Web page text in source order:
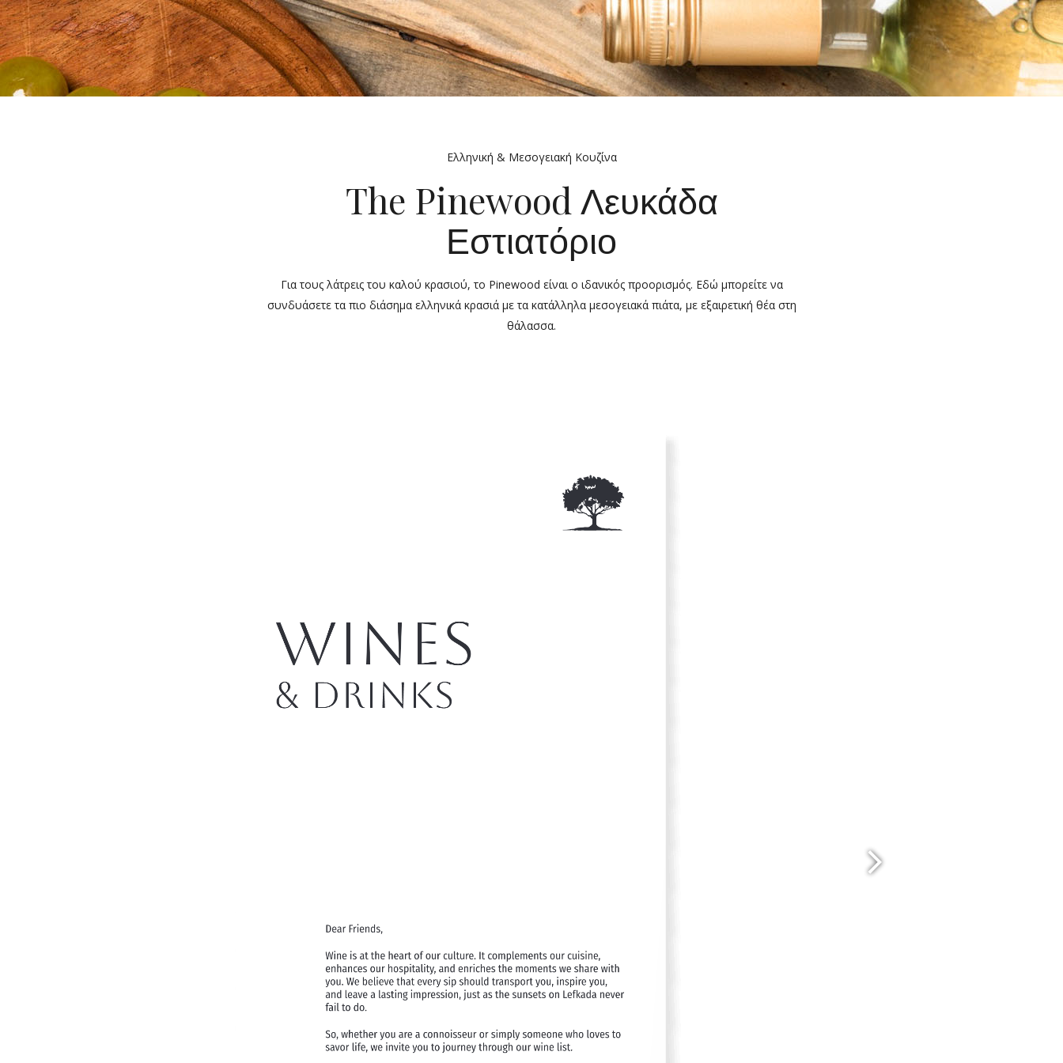
Ελληνική & Μεσογειακή Κουζίνα
The Pinewood Λευκάδα
Εστιατόριο
Για τους λάτρεις του καλού κρασιού, το Pinewood είναι ο ιδανικός προορισμός. Εδώ μπορείτε να
συνδυάσετε τα πιο διάσημα ελληνικά κρασιά με τα κατάλληλα μεσογειακά πιάτα, με εξαιρετική θέα στη
θάλασσα.